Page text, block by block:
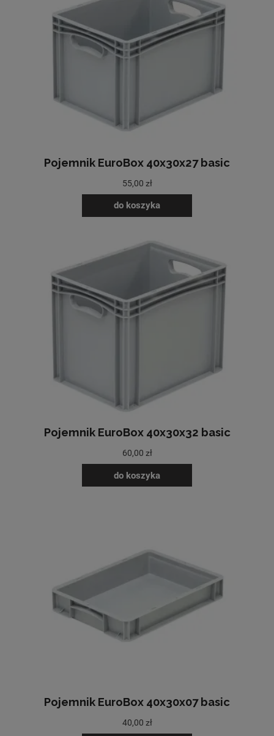
Pojemnik EuroBox 40x30x27 basic
55,00 zł
do koszyka
Pojemnik EuroBox 40x30x32 basic
60,00 zł
do koszyka
Pojemnik EuroBox 40x30x07 basic
40,00 zł